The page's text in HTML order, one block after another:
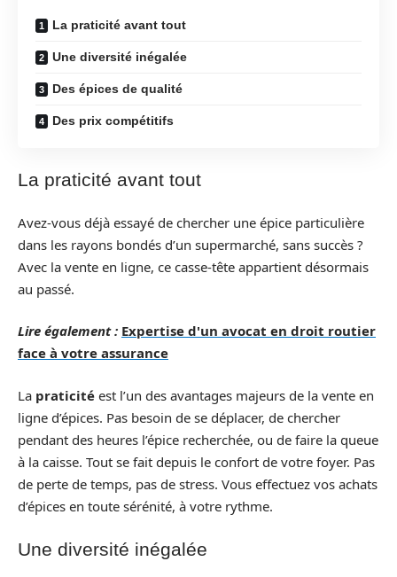
La praticité avant tout
Une diversité inégalée
Des épices de qualité
Des prix compétitifs
La praticité avant tout
Avez-vous déjà essayé de chercher une épice particulière
dans les rayons bondés d’un supermarché, sans succès ?
Avec la vente en ligne, ce casse-tête appartient désormais
au passé.
Lire également : Expertise d'un avocat en droit routier
face à votre assurance
La praticité est l’un des avantages majeurs de la vente en
ligne d’épices. Pas besoin de se déplacer, de chercher
pendant des heures l’épice recherchée, ou de faire la queue
à la caisse. Tout se fait depuis le confort de votre foyer. Pas
de perte de temps, pas de stress. Vous effectuez vos achats
d’épices en toute sérénité, à votre rythme.
Une diversité inégalée